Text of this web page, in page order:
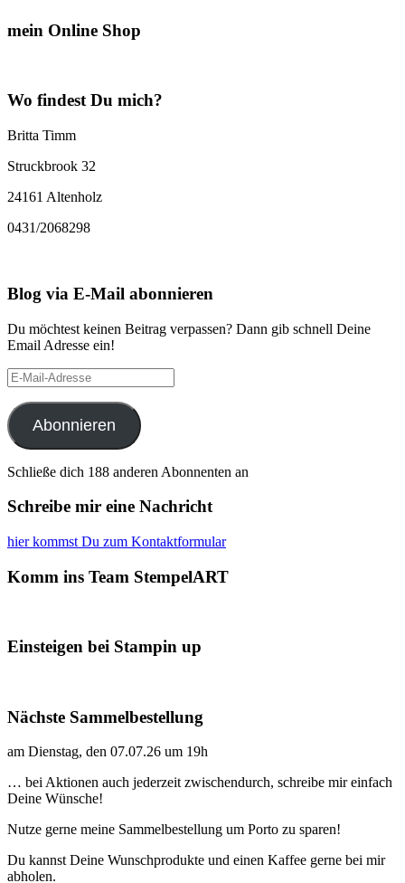
mein Online Shop
Wo findest Du mich?
Britta Timm
Struckbrook 32
24161 Altenholz
0431/2068298
Blog via E-Mail abonnieren
Du möchtest keinen Beitrag verpassen? Dann gib schnell Deine
Email Adresse ein!
E-
Mail-
Adresse
Abonnieren
Schließe dich 188 anderen Abonnenten an
Schreibe mir eine Nachricht
hier kommst Du zum Kontaktformular
Komm ins Team StempelART
Einsteigen bei Stampin up
Nächste Sammelbestellung
am Dienstag, den 07.07.26 um 19h
… bei Aktionen auch jederzeit zwischendurch, schreibe mir einfach
Deine Wünsche!
Nutze gerne meine Sammelbestellung um Porto zu sparen!
Du kannst Deine Wunschprodukte und einen Kaffee gerne bei mir
abholen.